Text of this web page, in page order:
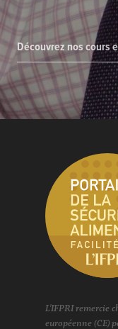
Découvrez nos cours
L'IFPRI remercie
européenne (CE)